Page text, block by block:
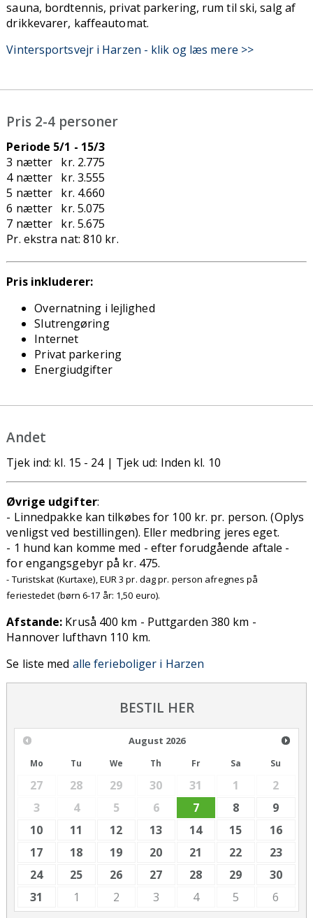
sauna, bordtennis, privat parkering, rum til ski, salg af
drikkevarer, kaffeautomat.
Vintersportsvejr i Harzen - klik og læs mere >>
Pris 2-4 personer
Periode 5/1 - 15/3
3 nætter kr. 2.775
4 nætter kr. 3.555
5 nætter kr. 4.660
6 nætter kr. 5.075
7 nætter kr. 5.675
Pr. ekstra nat: 810 kr.
Pris inkluderer:
Overnatning i lejlighed
Slutrengøring
Internet
Privat parkering
Energiudgifter
Andet
Tjek ind: kl. 15 - 24 | Tjek ud: Inden kl. 10
Øvrige udgifter:
- Linnedpakke kan tilkøbes for 100 kr. pr. person. (Oplys
venligst ved bestillingen). Eller medbring jeres eget.
- 1 hund kan komme med - efter forudgående aftale -
for engangsgebyr på kr. 475.
- Turistskat (Kurtaxe), EUR 3 pr. dag pr. person afregnes på
feriestedet (børn 6-17 år: 1,50 euro).
Afstande: Kruså 400 km - Puttgarden 380 km -
Hannover lufthavn 110 km.
Se liste med alle ferieboliger i Harzen
BESTIL HER
August 2026
Mo Tu We Th Fr Sa Su
27 28 29 30 31 1
2
3
4 5 6 7 8
9
10
11 12 13 14 15
16
17
18 19 20 21 22
23
24
25 26 27 28 29
30
31
1 2 3 4 5 6